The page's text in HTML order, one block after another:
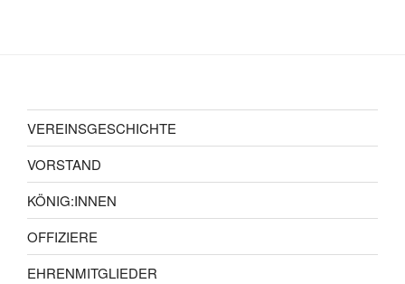
VEREINSGESCHICHTE
VORSTAND
KÖNIG:INNEN
OFFIZIERE
EHRENMITGLIEDER